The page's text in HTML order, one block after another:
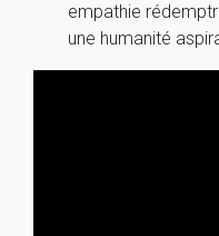
empathie
une humanité